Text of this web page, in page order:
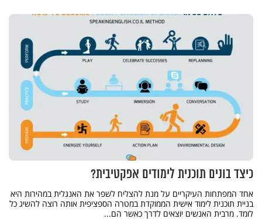
כיצד בונים תוכנית לימודים אפקטיבית?
אחד המפתחות העיקריים על מנת להצליח לשפר את האנגלית במהירות היא
בניית תוכנית לימוד אישית הממוקדת במטרה הספציפית אותה רוצה להשיג כל
לומד. מרבית האנשים יוצאים לדרך כאשר הם...